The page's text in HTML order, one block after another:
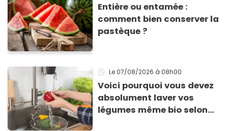
Entière ou entamée :
comment bien conserver la
pastèque ?
Le 07/08/2026 à 08h00
Voici pourquoi vous devez
absolument laver vos
légumes même bio selon